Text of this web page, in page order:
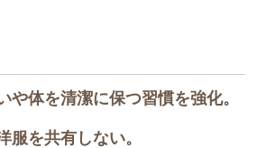
や体を清潔に保つ習慣を強化。
服を共有しない。